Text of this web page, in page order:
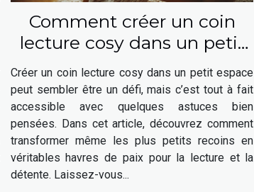
Comment créer un coin
lecture cosy dans un petit
espace
Créer un coin lecture cosy dans un petit espace
peut sembler être un défi, mais c’est tout à fait
accessible avec quelques astuces bien
pensées. Dans cet article, découvrez comment
transformer même les plus petits recoins en
véritables havres de paix pour la lecture et la
détente. Laissez-vous...